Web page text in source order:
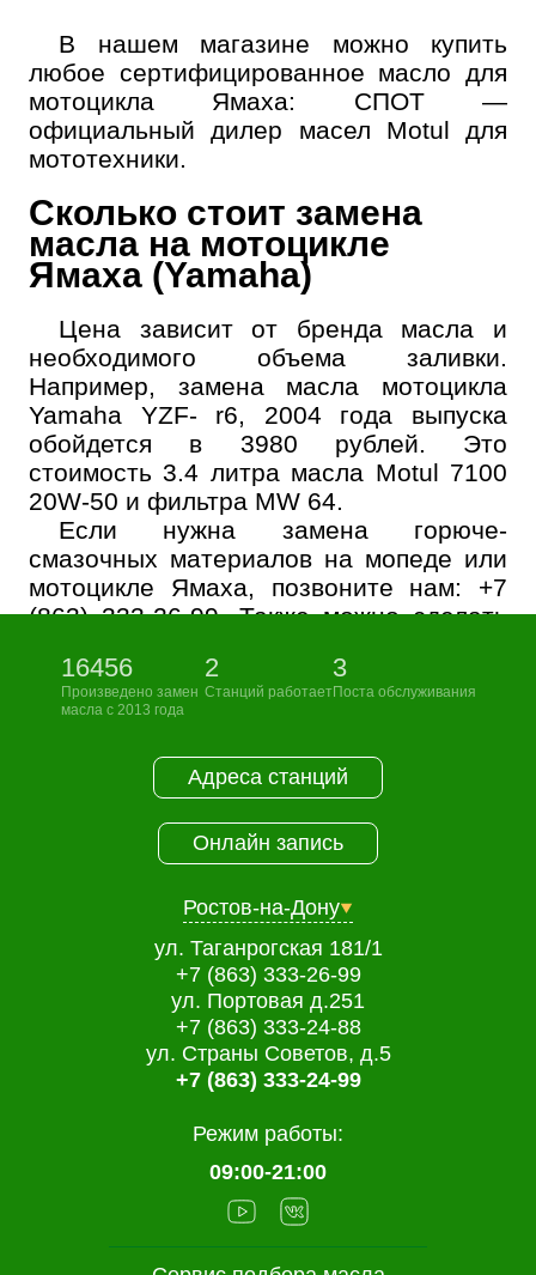
В нашем магазине можно купить
любое сертифицированное масло для
мотоцикла Ямаха: СПОТ —
официальный дилер масел Motul для
мототехники.
Сколько стоит замена
масла на мотоцикле
Ямаха (Yamaha)
Цена зависит от бренда масла и
необходимого объема заливки.
Например, замена масла мотоцикла
Yamaha YZF- r6, 2004 года выпуска
обойдется в 3980 рублей. Это
стоимость 3.4 литра масла Motul 7100
20W-50 и фильтра MW 64.
Если нужна замена горюче-
смазочных материалов на мопеде или
мотоцикле Ямаха, позвоните нам: +7
(863) 333-26-99. Также можно сделать
16456
Произведено замен
масла с 2013 года
2
Станций работает
3
Поста обслуживания
Адреса станций
Онлайн запись
Ростов-на-Дону
ул. Таганрогская 181/1
+7 (863) 333-26-99
ул. Портовая д.251
+7 (863) 333-24-88
ул. Страны Советов, д.5
+7 (863) 333-24-99
Режим работы:
09:00-21:00